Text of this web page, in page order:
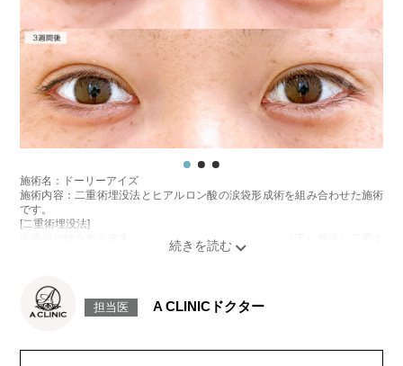
が目立つ、左右差などが生じることがございます。
費用：217,800円(税込)〜547,800円(税込)
オプション：笑気麻酔 3,300円(税込)
施術名：ドーリーアイズ
施術内容：二重術埋没法とヒアルロン酸の涙袋形成術を組み合わせた施術
です。
[二重術埋没法]
医療用の縫合糸を皮膚から瞼板に通し、結紮した糸を皮下へ埋没し二重ま
施術時間：約15～20分程
リスク、副作用：腫れ、内出血、疼痛、目がごろごろする違和感などが術
症、血管閉塞などが生じることがございます。注入箇所を強く刺激するよ
担当医 A CLINICドクター